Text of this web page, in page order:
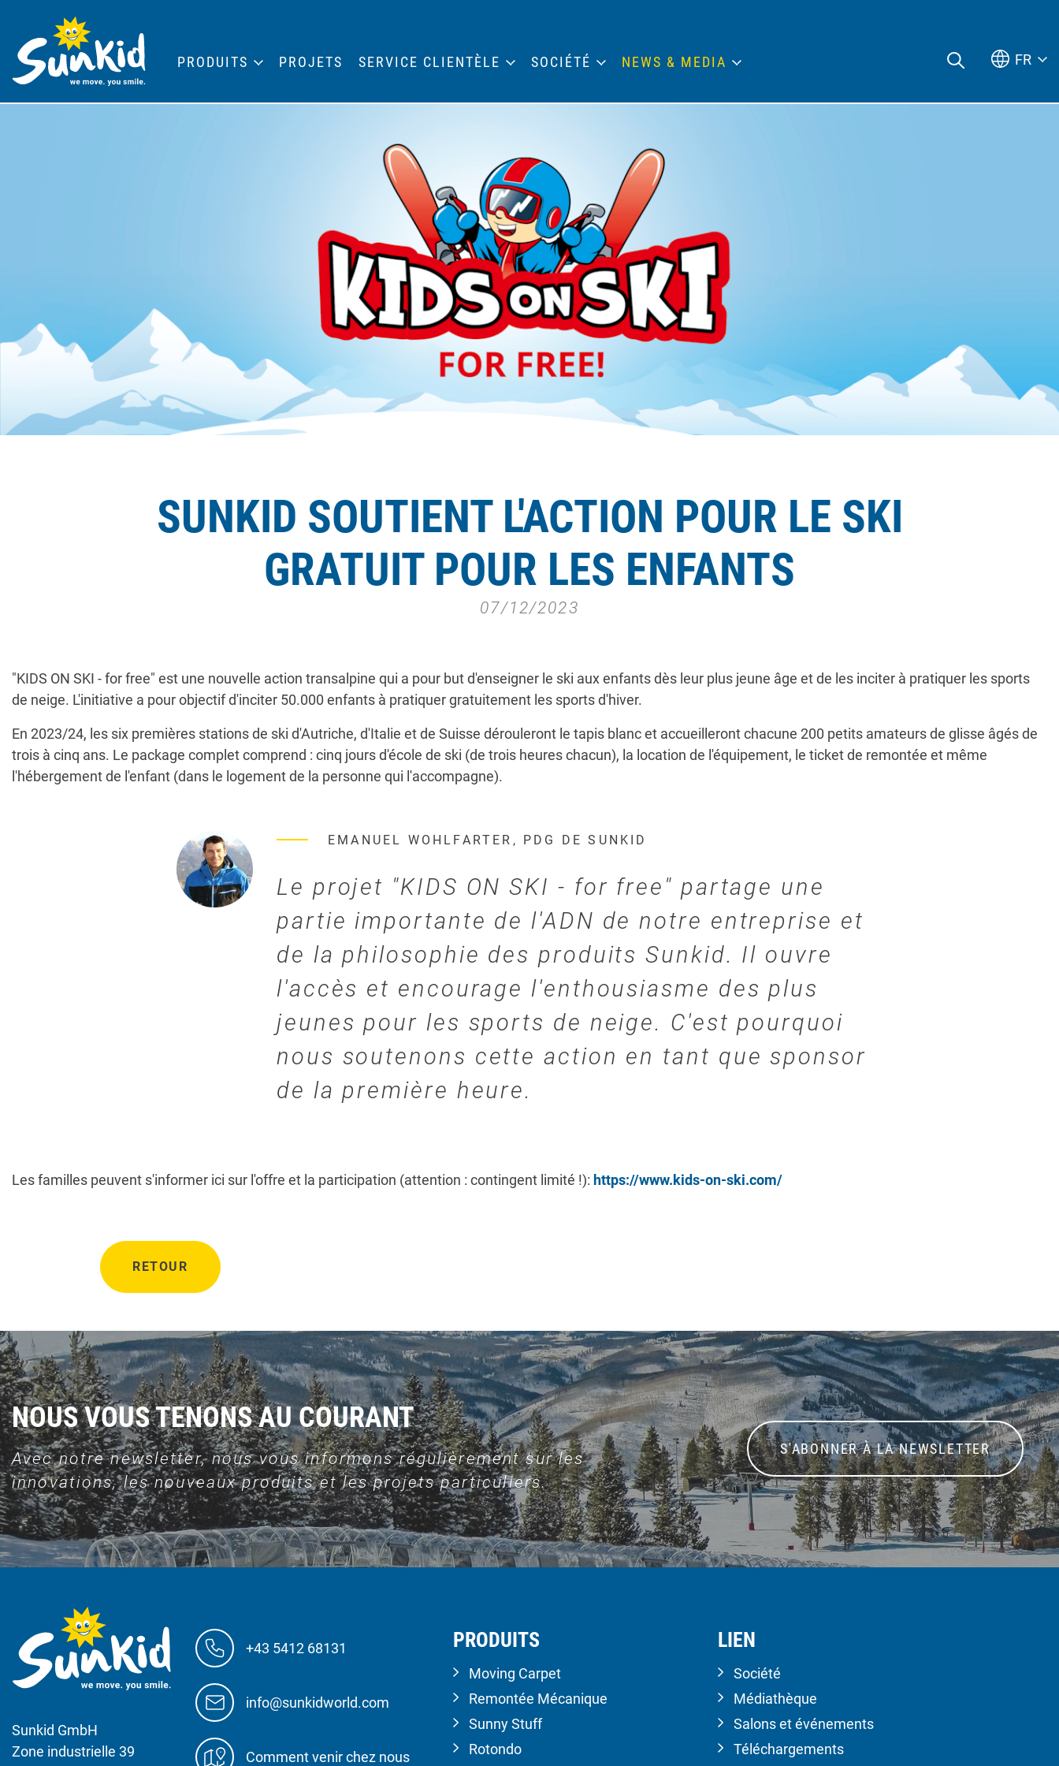
SUNKID SOUTIENT L'ACTION POUR LE SKI
GRATUIT POUR LES ENFANTS
07/12/2023
"KIDS ON SKI - for free" est une nouvelle action transalpine qui a pour but d'enseigner le ski aux enfants dès leur plus jeune âge et de les inciter à pratiquer les sports
de neige. L'initiative a pour objectif d'inciter 50.000 enfants à pratiquer gratuitement les sports d'hiver.
En 2023/24, les six premières stations de ski d'Autriche, d'Italie et de Suisse dérouleront le tapis blanc et accueilleront chacune 200 petits amateurs de glisse âgés de
trois à cinq ans. Le package complet comprend : cinq jours d'école de ski (de trois heures chacun), la location de l'équipement, le ticket de remontée et même
l'hébergement de l'enfant (dans le logement de la personne qui l'accompagne).
EMANUEL WOHLFARTER, PDG DE SUNKID
Le projet "KIDS ON SKI - for free" partage une
partie importante de l'ADN de notre entreprise et
de la philosophie des produits Sunkid. Il ouvre
l'accès et encourage l'enthousiasme des plus
jeunes pour les sports de neige. C'est pourquoi
nous soutenons cette action en tant que sponsor
de la première heure.
Les familles peuvent s'informer ici sur l'offre et la participation (attention : contingent limité !): https://www.kids-on-ski.com/
RETOUR
NOUS VOUS TENONS AU COURANT
Avec notre newsletter, nous vous informons régulièrement sur les
innovations, les nouveaux produits et les projets particuliers.
S'ABONNER À LA NEWSLETTER
Sunkid GmbH
Zone industrielle 39
+43 5412 68131
info@sunkidworld.com
Comment venir chez nous
PRODUITS
Moving Carpet
Remontée Mécanique
Sunny Stuff
Rotondo
LIEN
Société
Médiathèque
Salons et événements
Téléchargements
PRODUITS PROJETS SERVICE CLIENTÈLE SOCIÉTÉ NEWS & MEDIA FR